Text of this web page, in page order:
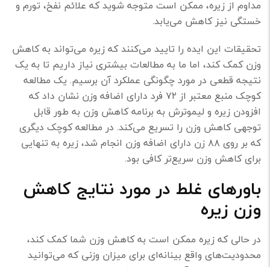
مداوم از زیره، ممکن است متوجه شوید که علائم نفخ، تورم و
خستگی نیز کاهش می‌یابد.
تحقیقات این ایده را تایید می‌کنند که زیره می‌تواند به کاهش
وزن کمک کند، اما ما به مطالعات بیشتری نیاز داریم تا به یک
نتیجه قطعی در مورد چگونگی عملکرد آن برسیم. یک مطالعه
کوچک منبع معتبر از ۷۲ فرد دارای اضافه وزن نشان داد که
افزودن زیره و لیموترش به برنامه کاهش وزن به طور قابل
توجهی کاهش وزن را تسریع می‌کند. در مطالعه کوچک دیگری
که بر روی ۸۸ زن دارای اضافه وزن انجام شد، زیره به تنهایی
برای کاهش وزن سریع‌تر کافی بود.
باورهای غلط در مورد نتایج کاهش
وزن زیره
در حالی که زیره ممکن است به کاهش وزن شما کمک کند،
محدودیت‌های واقع بینانه‌ای برای میزان وزنی که می‌توانید